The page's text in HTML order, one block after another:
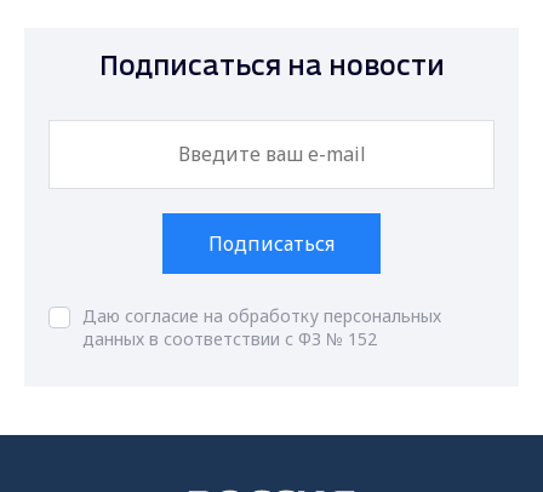
Подписаться на новости
Подписаться
Даю согласие на обработку персональных
данных в соответствии с ФЗ № 152